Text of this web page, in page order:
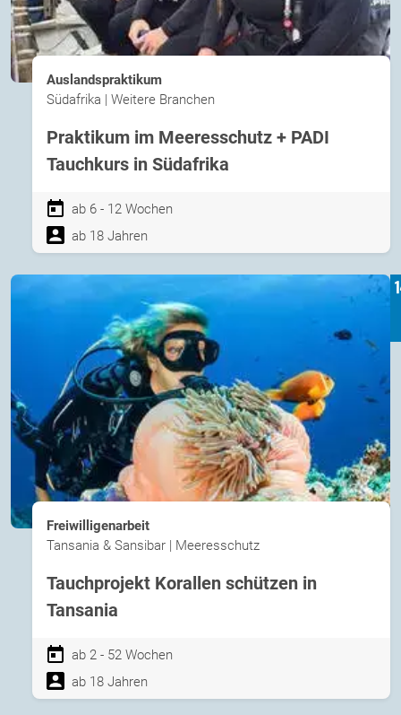
Auslandspraktikum
Südafrika | Weitere Branchen
Praktikum im Meeresschutz + PADI
Tauchkurs in Südafrika
ab 6 - 12 Wochen
ab 18 Jahren
Freiwilligenarbeit
Tansania & Sansibar | Meeresschutz
Tauchprojekt Korallen schützen in
Tansania
ab 2 - 52 Wochen
ab 18 Jahren